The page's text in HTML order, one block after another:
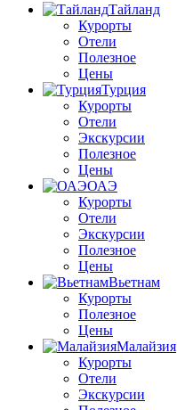
Тайланд
Курорты
Отели
Полезное
Цены
Турция
Курорты
Отели
Экскурсии
Полезное
Цены
ОАЭ
Курорты
Отели
Экскурсии
Полезное
Цены
Вьетнам
Курорты
Полезное
Цены
Малайзия
Курорты
Отели
Экскурсии